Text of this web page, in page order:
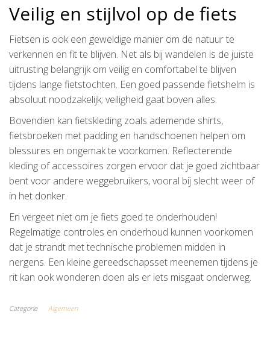
Veilig en stijlvol op de fiets
Fietsen is ook een geweldige manier om de natuur te
verkennen en fit te blijven. Net als bij wandelen is de juiste
uitrusting belangrijk om veilig en comfortabel te blijven
tijdens lange fietstochten. Een goed passende fietshelm is
absoluut noodzakelijk; veiligheid gaat boven alles.
Bovendien kan fietskleding zoals ademende shirts,
fietsbroeken met padding en handschoenen helpen om
blessures en ongemak te voorkomen. Reflecterende
kleding of accessoires zorgen ervoor dat je goed zichtbaar
bent voor andere weggebruikers, vooral bij slecht weer of
in het donker.
En vergeet niet om je fiets goed te onderhouden!
Regelmatige controles en onderhoud kunnen voorkomen
dat je strandt met technische problemen midden in
nergens. Een kleine gereedschapsset meenemen tijdens je
rit kan ook wonderen doen als er iets misgaat onderweg.
Categorie Algemeen